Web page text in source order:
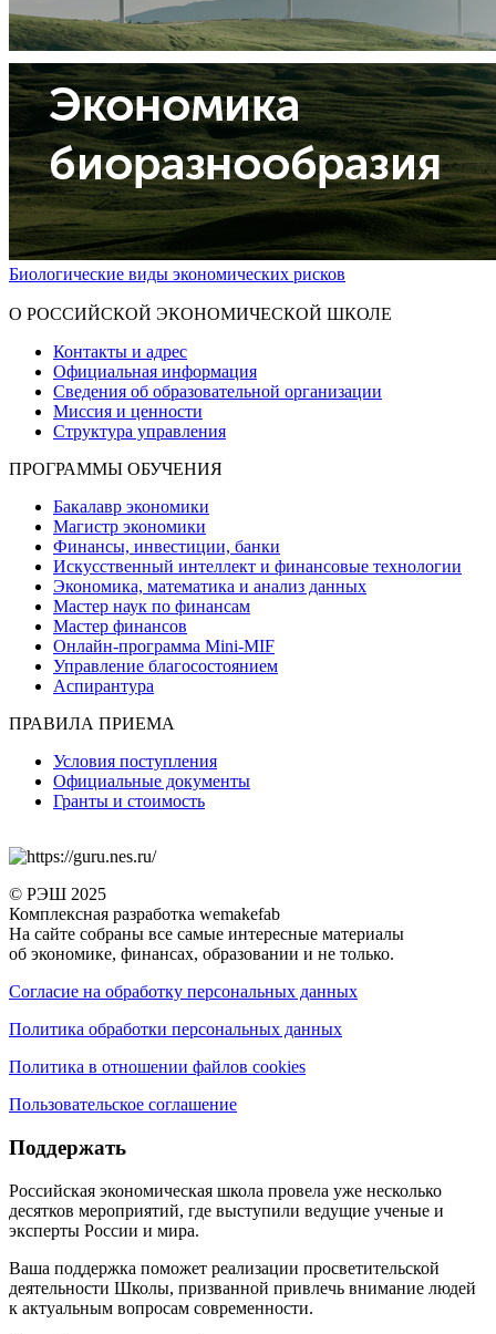
Биологические виды экономических рисков
О РОССИЙСКОЙ ЭКОНОМИЧЕСКОЙ ШКОЛЕ
Контакты и адрес
Официальная информация
Сведения об образовательной организации
Миссия и ценности
Структура управления
ПРОГРАММЫ ОБУЧЕНИЯ
Бакалавр экономики
Магистр экономики
Финансы, инвестиции, банки
Искусственный интеллект и финансовые технологии
Экономика, математика и анализ данных
Мастер наук по финансам
Мастер финансов
Онлайн-программа Mini-MIF
Управление благосостоянием
Аспирантура
ПРАВИЛА ПРИЕМА
Условия поступления
Официальные документы
Гранты и стоимость
© РЭШ 2025
Комплексная разработка wemakefab
На сайте собраны все самые интересные материалы
об экономике, финансах, образовании и не только.
Согласие на обработку персональных данных
Политика обработки персональных данных
Политика в отношении файлов cookies
Пользовательское соглашение
Поддержать
Российская экономическая школа провела уже несколько
десятков мероприятий, где выступили ведущие ученые и
эксперты России и мира.
Ваша поддержка поможет реализации просветительской
деятельности Школы, призванной привлечь внимание людей
к актуальным вопросам современности.